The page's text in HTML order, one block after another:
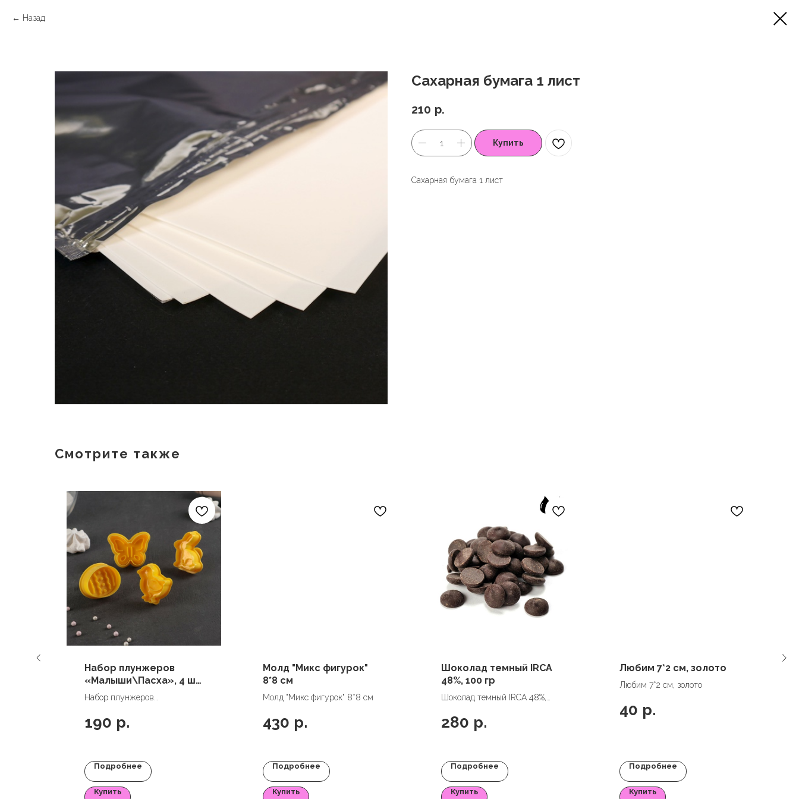
Назад
Сахарная бумага 1 лист
210 р.
Купить
Сахарная бумага 1 лист
Смотрите также
Набор плунжеров
«Малыши\Пасха», 4 шт,
5×5 см
Набор плунжеров
см
190 р.
Подробнее
Купить
Молд "Микс фигурок"
8*8 см
Молд "Микс фигурок" 8*8 см
430 р.
Подробнее
Купить
Шоколад темный IRCA
48%, 100 гр
Шоколад темный IRCA 48%,
280 р.
Подробнее
Купить
Любим 7*2 см, золото
Любим 7*2 см, золото
40 р.
Подробнее
Купить